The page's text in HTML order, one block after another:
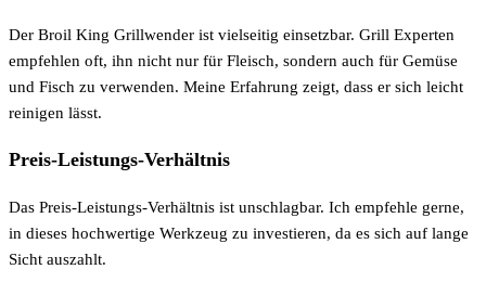
Der Broil King Grillwender ist vielseitig einsetzbar. Grill Experten
empfehlen oft, ihn nicht nur für Fleisch, sondern auch für Gemüse
und Fisch zu verwenden. Meine Erfahrung zeigt, dass er sich leicht
reinigen lässt.
Preis-Leistungs-Verhältnis
Das Preis-Leistungs-Verhältnis ist unschlagbar. Ich empfehle gerne,
in dieses hochwertige Werkzeug zu investieren, da es sich auf lange
Sicht auszahlt.